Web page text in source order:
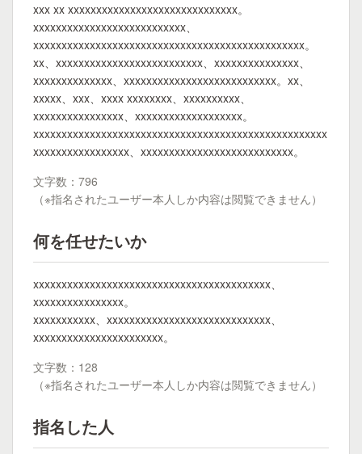
xxx xx xxxxxxxxxxxxxxxxxxxxxxxxxxxxxx。
xxxxxxxxxxxxxxxxxxxxxxxxxxx、
xxxxxxxxxxxxxxxxxxxxxxxxxxxxxxxxxxxxxxxxxxxxxxxx。
xx、xxxxxxxxxxxxxxxxxxxxxxxxxx、xxxxxxxxxxxxxxx、
xxxxxxxxxxxxxx、xxxxxxxxxxxxxxxxxxxxxxxxxxx。xx、
xxxxx、xxx、xxxx xxxxxxxx、xxxxxxxxxx、
xxxxxxxxxxxxxxxx、xxxxxxxxxxxxxxxxxxx。
xxxxxxxxxxxxxxxxxxxxxxxxxxxxxxxxxxxxxxxxxxxxxxxxxxxx
xxxxxxxxxxxxxxxxx、xxxxxxxxxxxxxxxxxxxxxxxxxxx。
文字数：796
（※指名されたユーザー本人しか内容は閲覧できません）
何を任せたいか
xxxxxxxxxxxxxxxxxxxxxxxxxxxxxxxxxxxxxxxxxx、
xxxxxxxxxxxxxxxx。
xxxxxxxxxxx、xxxxxxxxxxxxxxxxxxxxxxxxxxxxx、
xxxxxxxxxxxxxxxxxxxxxxx。
文字数：128
（※指名されたユーザー本人しか内容は閲覧できません）
指名した人